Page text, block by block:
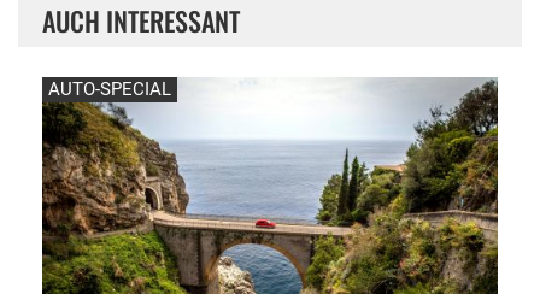
AUCH INTERESSANT
AUTO-SPECIAL